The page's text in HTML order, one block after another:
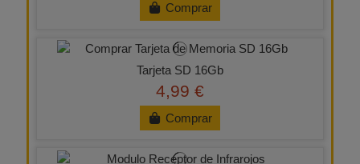
Comprar
Tarjeta SD 16Gb
4,99 €
Comprar